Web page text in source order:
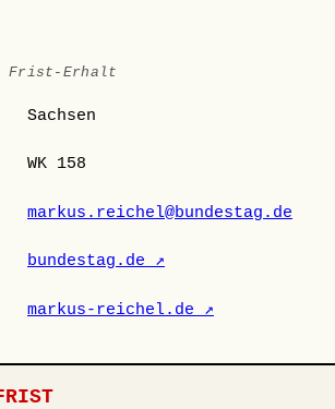
Frist-Erhalt
Sachsen
WK 158
markus.reichel@bundestag.de
bundestag.de ↗
markus-reichel.de ↗